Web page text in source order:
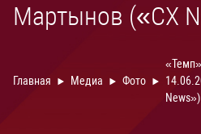
Мартынов («CX
Главная Медиа Фото
News»)